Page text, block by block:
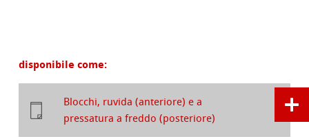
disponibile come:
Blocchi, ruvida (anteriore) e a
pressatura a freddo (posteriore)